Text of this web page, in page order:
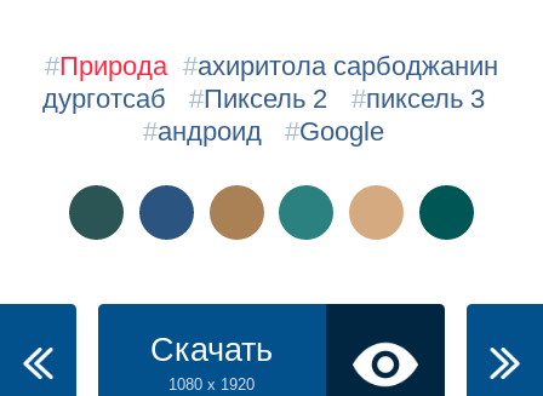
#Природа #ахиритола сарбоджанин
дурготсаб
#Пиксель 2 #пиксель 3
#андроид #Google
Скачать
1080 x 1920